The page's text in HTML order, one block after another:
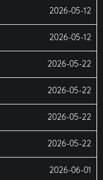
2026-05-12
2026-05-12
2026-05-22
2026-05-22
2026-05-22
2026-05-22
2026-06-01